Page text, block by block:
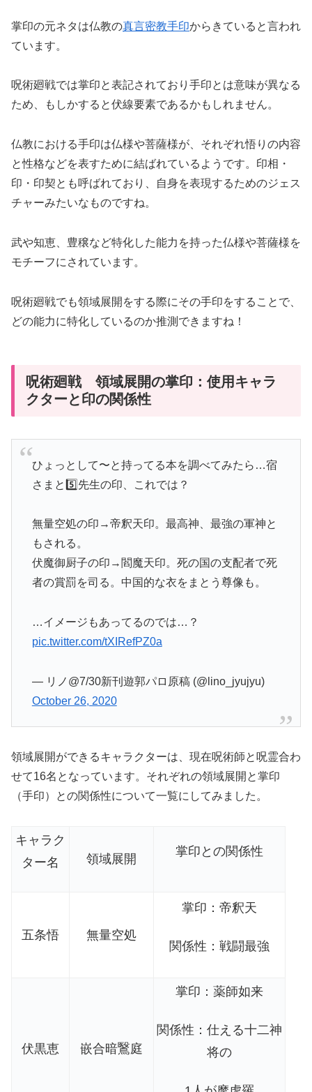
掌印の元ネタは仏教の真言密教手印からきていると言われ
ています。
呪術廻戦では掌印と表記されており手印とは意味が異なる
ため、もしかすると伏線要素であるかもしれません。
仏教における手印は仏様や菩薩様が、それぞれ悟りの内容
と性格などを表すために結ばれているようです。印相・
印・印契とも呼ばれており、自身を表現するためのジェス
チャーみたいなものですね。
武や知恵、豊穣など特化した能力を持った仏様や菩薩様を
モチーフにされています。
呪術廻戦でも領域展開をする際にその手印をすることで、
どの能力に特化しているのか推測できますね！
呪術廻戦 領域展開の掌印：使用キャラ
クターと印の関係性
ひょっとして〜と持ってる本を調べてみたら…宿
さまと5️⃣先生の印、これでは？
無量空処の印→帝釈天印。最高神、最強の軍神と
もされる。
伏魔御厨子の印→閻魔天印。死の国の支配者で死
者の賞罰を司る。中国的な衣をまとう尊像も。
…イメージもあってるのでは…？
pic.twitter.com/tXIRefPZ0a
— リノ@7/30新刊遊郭パロ原稿 (@lino_jyujyu)
October 26, 2020
領域展開ができるキャラクターは、現在呪術師と呪霊合わ
せて16名となっています。それぞれの領域展開と掌印
（手印）との関係性について一覧にしてみました。
キャラク
ター名
領域展開
掌印との関係性
五条悟 無量空処
掌印：帝釈天
関係性：戦闘最強
伏黒恵 嵌合暗鷖庭
掌印：薬師如来
関係性：仕える十二神
将の